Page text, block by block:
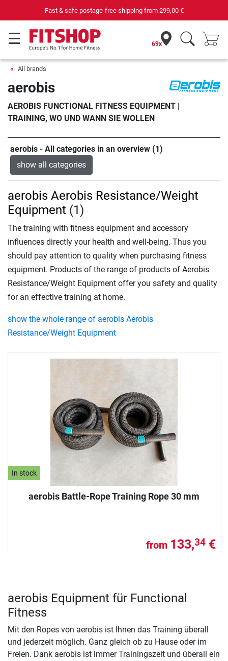
Fast & safe postage-free shipping from 299,00 €
69x
All brands
aerobis
AEROBIS FUNCTIONAL FITNESS EQUIPMENT |
TRAINING, WO UND WANN SIE WOLLEN
aerobis - All categories in an overview (1)
show all categories
In stock
aerobis Battle-Rope Training Rope 30 mm
from 133,34 €
aerobis Aerobis Resistance/Weight
Equipment (1)
The training with fitness equipment and accessory
influences directly your health and well-being. Thus you
should pay attention to quality when purchasing fitness
equipment. Products of the range of products of Aerobis
Resistance/Weight Equipment offer you safety and quality
for an effective training at home.
show the whole range of aerobis Aerobis
Resistance/Weight Equipment
aerobis Equipment für Functional
Fitness
Mit den Ropes von aerobis ist Ihnen das Training überall
und jederzeit möglich. Ganz gleich ob zu Hause oder im
Freien. Dank aerobis ist immer Trainingszeit und überall ein